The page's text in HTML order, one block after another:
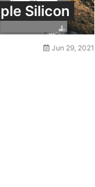
Silicon
Jun 29, 2021